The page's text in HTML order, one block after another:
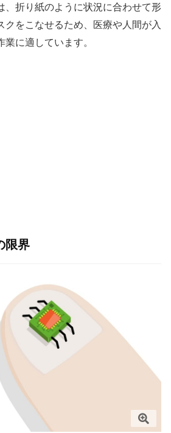
、折り紙のように状況に合わせて形
クをこなせるため、医療や人間が入
に適しています。
限界